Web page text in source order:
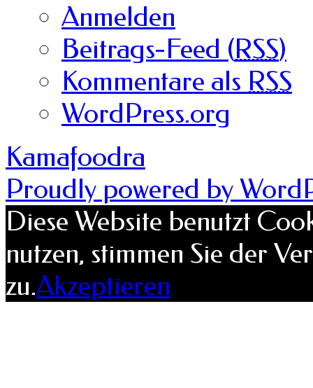
Anmelden
Beitrags-Feed (RSS)
Kommentare als RSS
WordPress.org
Kamafoodra
Proudly powered by
Diese Website benutzt
nutzen, stimmen Sie der
zu.Akzeptieren